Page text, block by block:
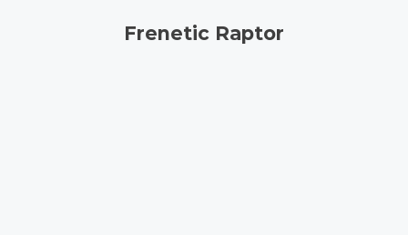
Frenetic Raptor